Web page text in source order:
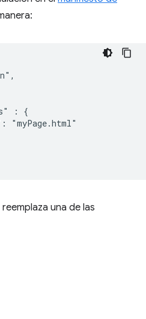
: {
"myPage.html"
reemplaza una de las